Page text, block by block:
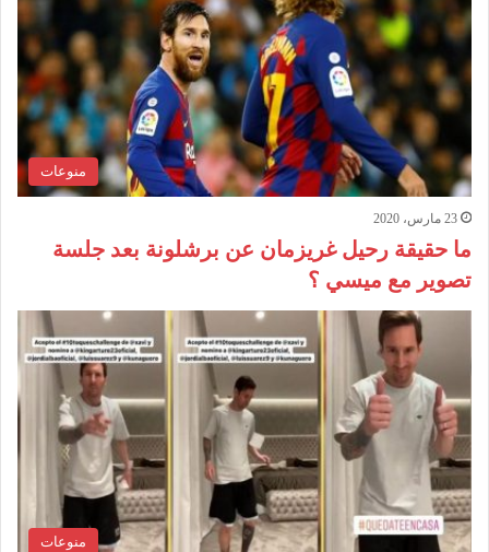
منوعات
23 مارس، 2020
ما حقيقة رحيل غريزمان عن برشلونة بعد جلسة
تصوير مع ميسي ؟
منوعات